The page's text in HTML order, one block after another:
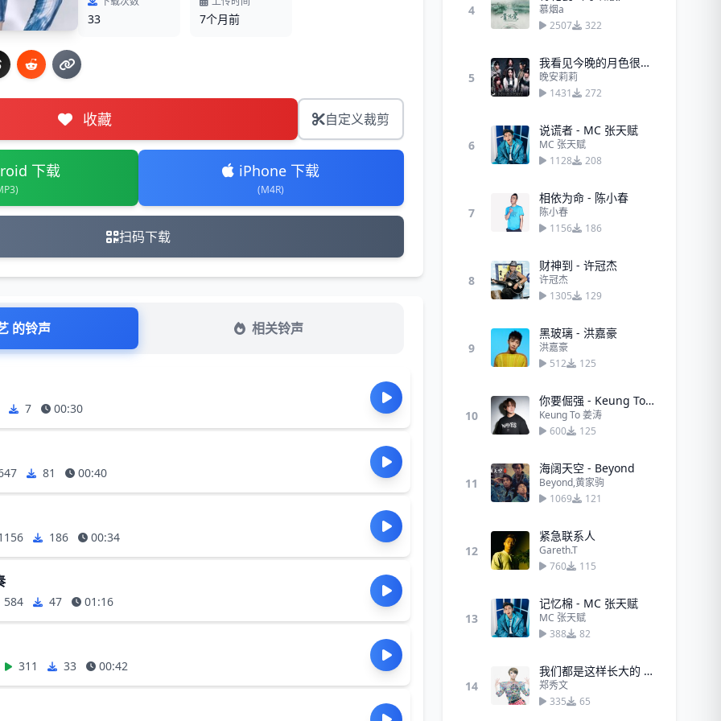
33 7个月前
收藏 自定义裁剪
下载 iPhone 下载
(M4R)
扫码下载
的铃声 相关铃声
7 00:30
81 00:40
186 00:34
584 47 01:16
311 33 00:42
4
慕烟a
2507
322
5
我看见今晚的月色很美，你呢？ (35秒)
晚安莉莉
1431
272
6
说谎者 - MC 张天赋
MC 张天赋
1128
208
7
相依为命 - 陈小春
陈小春
1156
186
8
财神到 - 许冠杰
许冠杰
1305
129
9
黑玻璃 - 洪嘉豪
洪嘉豪
512
125
10
你要倔强 - Keung To 姜涛
Keung To 姜涛
600
125
11
海阔天空 - Beyond
Beyond,黄家驹
1069
121
12
紧急联系人
Gareth.T
760
115
13
记忆棉 - MC 张天赋
MC 张天赋
388
82
14
我们都是这样长大的 - 郑秀文
郑秀文
335
65